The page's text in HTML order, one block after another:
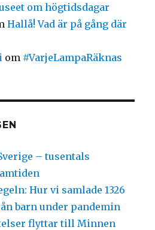
om högtidsdagar
Hallå! Vad är på gång där
om #VarjeLampaRäknas
– tusentals
Hur vi samlade 1326
barn under pandemin
flyttar till Minnen